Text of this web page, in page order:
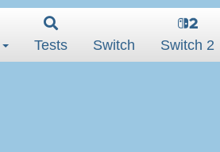
Tests Switch Switch 2